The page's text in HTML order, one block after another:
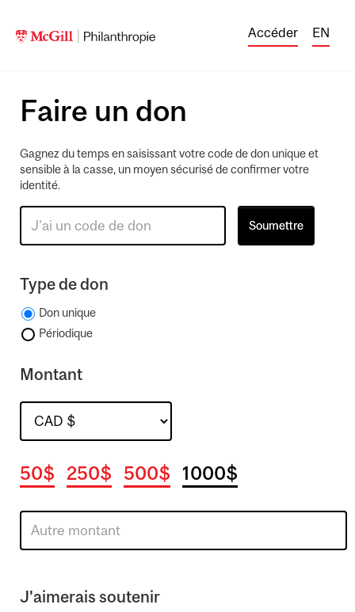
Accéder EN
Faire un don
Gagnez du temps en saisissant votre code de don unique et
sensible à la casse, un moyen sécurisé de confirmer votre
identité.
Type de don
Don unique
Périodique
Montant
50$ 250$ 500$ 1000$
J'aimerais soutenir